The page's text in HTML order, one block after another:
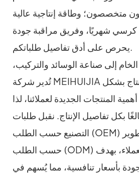
متخصصون؛ وطاقة إنتاجية عالية
تصل إلى 80,000 كرسي شهريًا، وفريق مراقبة جودة
يحرص على أدق تفاصيل طلباتكم.
إلى صناعة الوسائد والتركيب،
تُدير شركة MEIHUIJIA جميع مراحل الإنتاج بشكل
المنتجات الجديدة لعملائنا، لذا
بكل تفاصيل الإنتاج. نقبل طلبات
التصنيع حسب الطلب (OEM) والتصميم والتطوير
حسب الطلب (ODM) وفقًا لمواصفات العملاء، بهدف
بأسعار تنافسية، مما يُسهم في